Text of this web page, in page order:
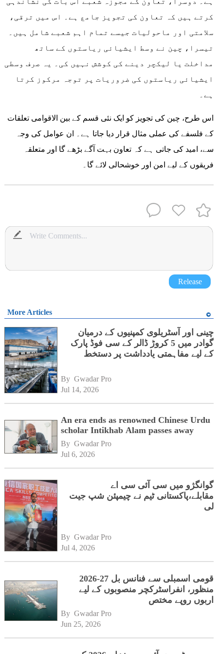
کرتے ہیں کہ تعاون کی تجویز جامع ہے۔ اس میں ترقی،
سلامتی اور ماحولیات جیسے تمام اہم شعبے شامل ہیں۔
تیسرا، چین نے وسط ایشیائی ریاستوں کے ساتھ
مداخلت یا لیکچر دینے کی کوشش نہیں کی۔ یہ صرف وسطی
ایشیائی ریاستوں کی ضروریات پر توجہ مرکوز کرتا
ہے۔
اس طرح، چین کی تجویز کو ایک نئی قسم کے بین الاقوامی تعلقات
کے فلسفے کی عملی مثال قرار دیا جاتا ہے۔ ان عوامل کی وجہ
سے، امید کی جاتی ہے کہ تعاون بہت آگے بڑھے گا اور متعلقہ
فریقوں کے لیے امن اور خوشحالی لائے گا۔
Release
More Articles
چینی اور آسٹریلوی کمپنیوں کے درمیان
گوادر میں 5 کروڑ ڈالر کے سی فوڈ پارک
کے لیے مفاہمتی یادداشت پر دستخط
By Gwadar Pro
Jul 14, 2026
An era ends as renowned Chinese Urdu
scholar Intikhab Alam passes away
By Gwadar Pro
Jul 6, 2026
گوانگژو میں سی آئی سی اے
مقابلے،پاکستانی ٹیم نے چیمپئن شپ جیت
لی
By Gwadar Pro
Jul 4, 2026
قومی اسمبلی سے فنانس بل 27-2026
منظور، انفراسٹرکچر منصوبوں کے لیے
اربوں روپے مختص
By Gwadar Pro
Jun 25, 2026